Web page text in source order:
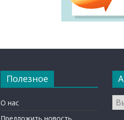
Полезное
О нас
Предложить новость